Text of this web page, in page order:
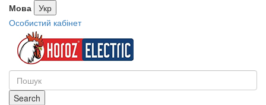
Мова Укр
Особистий кабінет
Search